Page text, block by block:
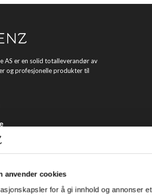
anvender cookies
for å gi innhold og annonser
AS er en solid totalleverandør av
og profesjonelle produkter til
Oslo